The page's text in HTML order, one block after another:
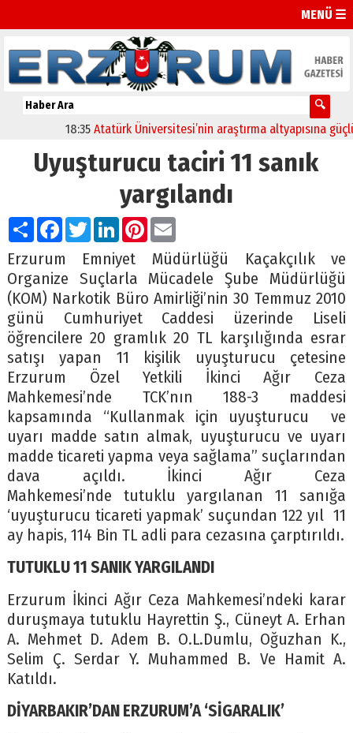
MENÜ ☰
18:35 Atatürk Üniversitesi’nin araştırma altyapısına güçlü
Uyuşturucu taciri 11 sanık
yargılandı
PaylaşFacebook
TwitterLinkedIn
Pinterest
Email
Erzurum Emniyet Müdürlüğü Kaçakçılık ve
Organize Suçlarla Mücadele Şube Müdürlüğü
(KOM) Narkotik Büro Amirliği’nin 30 Temmuz 2010
günü Cumhuriyet Caddesi üzerinde Liseli
öğrencilere 20 gramlık 20 TL karşılığında esrar
satışı yapan 11 kişilik uyuşturucu çetesine
Erzurum Özel Yetkili İkinci Ağır Ceza
Mahkemesi’nde TCK’nın 188-3 maddesi
kapsamında “Kullanmak için uyuşturucu ve
uyarı madde satın almak, uyuşturucu ve uyarı
madde ticareti yapma veya sağlama” suçlarından
dava açıldı. İkinci Ağır Ceza
Mahkemesi’nde tutuklu yargılanan 11 sanığa
‘uyuşturucu ticareti yapmak’ suçundan 122 yıl 11
ay hapis, 114 Bin TL adli para cezasına çarptırıldı.
TUTUKLU 11 SANIK YARGILANDI
Erzurum İkinci Ağır Ceza Mahkemesi’ndeki karar
duruşmaya tutuklu Hayrettin Ş., Cüneyt A. Erhan
A. Mehmet D. Adem B. O.L.Dumlu, Oğuzhan K.,
Selim Ç. Serdar Y. Muhammed B. Ve Hamit A.
Katıldı.
DİYARBAKIR’DAN ERZURUM’A ‘SİGARALIK’